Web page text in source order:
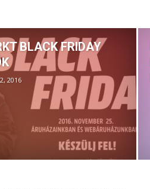
BLACK FRIDAY
2016